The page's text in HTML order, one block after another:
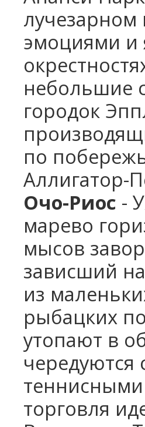
лучезарном
эмоциями и
небольшие
городок
по
Аллигатор-
Очо-Риос -
марево
мысов
зависший
из
рыбацких
утопают в
торговля